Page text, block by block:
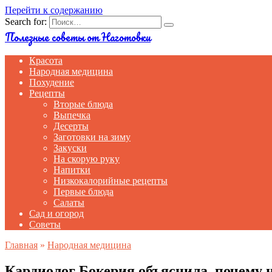
Перейти к содержанию
Search for:
Полезные советы от Наготовки
Красота
Народная медицина
Похудение
Рецепты
Вторые блюда
Выпечка
Десерты
Заготовки на зиму
Закуски
На скорую руку
Напитки
Низкокалорийные рецепты
Первые блюда
Салаты
Сад и огород
Советы
Главная » Народная медицина